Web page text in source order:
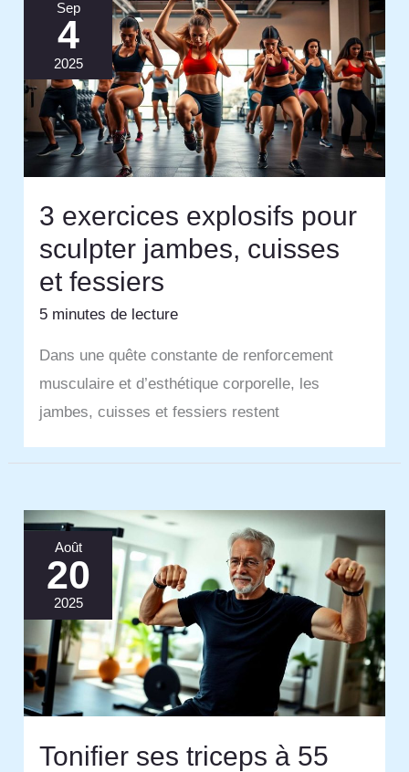
Sep
4
2025
3 exercices explosifs pour
sculpter jambes, cuisses
et fessiers
5 minutes de lecture
Dans une quête constante de renforcement
musculaire et d’esthétique corporelle, les
jambes, cuisses et fessiers restent
Août
20
2025
Tonifier ses triceps à 55